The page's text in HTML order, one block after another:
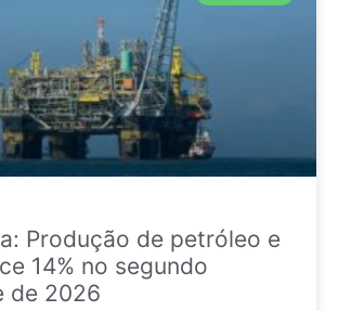
Produção de petróleo e
14% no segundo
de 2026